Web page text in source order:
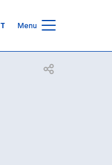
Menu
Apri per